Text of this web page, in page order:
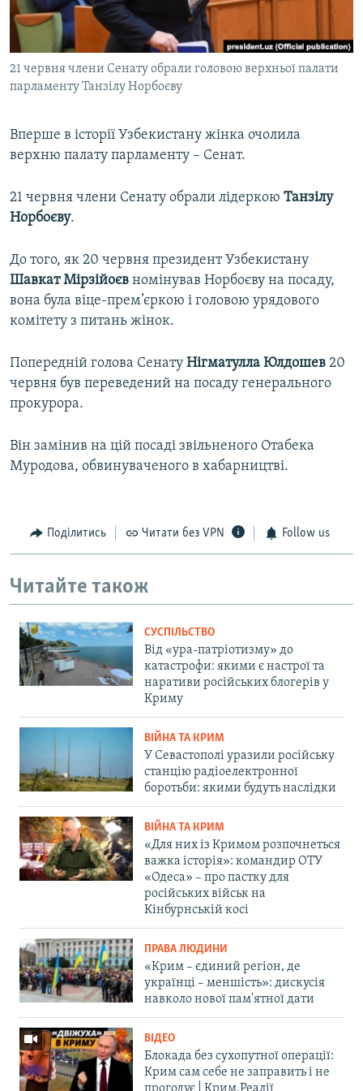
ВІДЕОУРОКИ «ELIFBE»
СВІДЧЕННЯ ОКУПАЦІЇ
УКРАЇНСЬКА ПРОБЛЕМА КРИМУ
Русский
Qırımtatar
21 червня члени Сенату обрали головою верхньої палати
парламенту Танзілу Норбоєву
Вперше в історії Узбекистану жінка очолила
верхню палату парламенту – Сенат.
21 червня члени Сенату обрали лідеркою Танзілу
Норбоєву.
До того, як 20 червня президент Узбекистану
Шавкат Мірзійоєв номінував Норбоєву на посаду,
вона була віце-прем’єркою і головою урядового
комітету з питань жінок.
Попередній голова Сенату Нігматулла Юлдошев 20
червня був переведений на посаду генерального
прокурора.
Він замінив на цій посаді звільненого Отабека
Муродова, обвинуваченого в хабарництві.
Поділитись Читати без VPN Follow us
Читайте також
СУСПІЛЬСТВО
Від «ура-патріотизму» до
катастрофи: якими є настрої та
наративи російських блогерів у
Криму
ВІЙНА ТА КРИМ
У Севастополі уразили російську
станцію радіоелектронної
боротьби: якими будуть наслідки
ВІЙНА ТА КРИМ
«Для них із Кримом розпочнеться
важка історія»: командир ОТУ
«Одеса» – про пастку для
російських військ на
Кінбурнській косі
ПРАВА ЛЮДИНИ
«Крим – єдиний регіон, де
українці – меншість»: дискусія
навколо нової пам'ятної дати
ВІДЕО
Блокада без сухопутної операції:
Крим сам себе не заправить і не